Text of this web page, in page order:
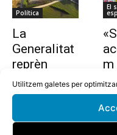
Utilitzem galetes per
Política
La
Generalitat
reprèn
l’estudi per
allargar la
Tordera
El
m